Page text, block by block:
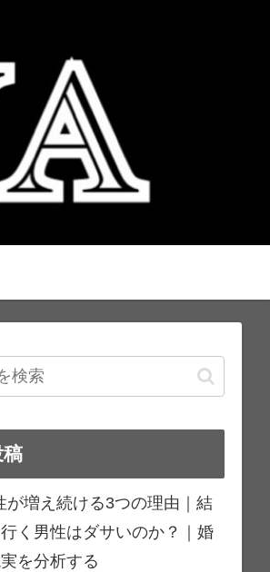
が増え続ける3つの理由｜結
く男性はダサいのか？｜婚
を分析する